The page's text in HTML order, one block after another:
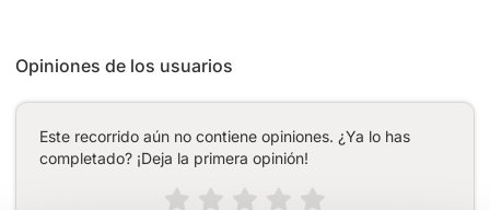
Opiniones de los usuarios
Este recorrido aún no contiene opiniones. ¿Ya lo has
completado? ¡Deja la primera opinión!